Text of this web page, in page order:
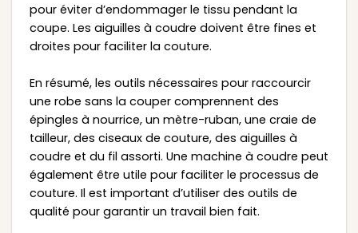
pour éviter d’endommager le tissu pendant la
coupe. Les aiguilles à coudre doivent être fines et
droites pour faciliter la couture.
En résumé, les outils nécessaires pour raccourcir
une robe sans la couper comprennent des
épingles à nourrice, un mètre-ruban, une craie de
tailleur, des ciseaux de couture, des aiguilles à
coudre et du fil assorti. Une machine à coudre peut
également être utile pour faciliter le processus de
couture. Il est important d’utiliser des outils de
qualité pour garantir un travail bien fait.